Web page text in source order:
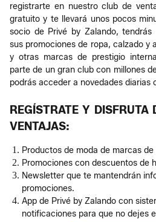
registrarte en nuestro club de
gratuito y te llevará unos pocos
socio de Privé by Zalando,
sus promociones de ropa, calzado y
y otras marcas de prestigio
parte de un gran club con millones
podrás acceder a novedades diarias
REGÍSTRATE Y DISFRUTA
VENTAJAS:
Productos de moda de marcas
Promociones con descuentos de
Newsletter que te mantendrán
promociones.
App de Privé by Zalando con
notificaciones para que no dejes